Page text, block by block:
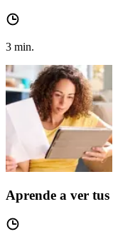
3 min.
Aprende a ver